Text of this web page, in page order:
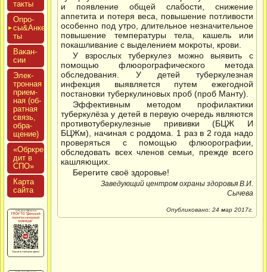
такты
Опро­
сы&Анке­
ты
Вакан­
сии
Элек­
трон­ная
при­ем­
ная (об­
ратная
связь,
об­ра­
щение)
«Обркре­
дит в
СПО»
Кар­та
сай­та
и появление общей слабости, снижение
аппетита и потеря веса, повышение потливости
особенно под утро, длительное незначительное
повышение температуры тела, кашель или
покашливание с выделением мокроты, крови.
У взрослых туберкулез можно выявить с
помощью флюорографического метода
обследования. У детей туберкулезная
инфекция выявляется путем ежегодной
постановки туберкулиновых проб (проб Манту).
Эффективным методом профилактики
туберкулёза у детей в первую очередь являются
противотуберкулезные прививки (БЦЖ И
БЦЖм), начиная с роддома. 1 раз в 2 года надо
проверяться с помощью флюорографии,
обследовать всех членов семьи, прежде всего
кашляющих.
Берегите своё здоровье!
Заведующий центром охраны здоровья В.И.
Сычева
Опубликовано: 24 мар 2017г.